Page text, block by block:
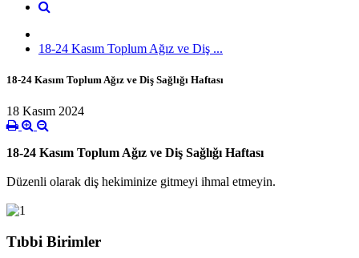
18-24 Kasım Toplum Ağız ve Diş ...
18-24 Kasım Toplum Ağız ve Diş Sağlığı Haftası
18 Kasım 2024
18-24 Kasım Toplum Ağız ve Diş Sağlığı Haftası
Düzenli olarak diş hekiminize gitmeyi ihmal etmeyin.
Tıbbi Birimler